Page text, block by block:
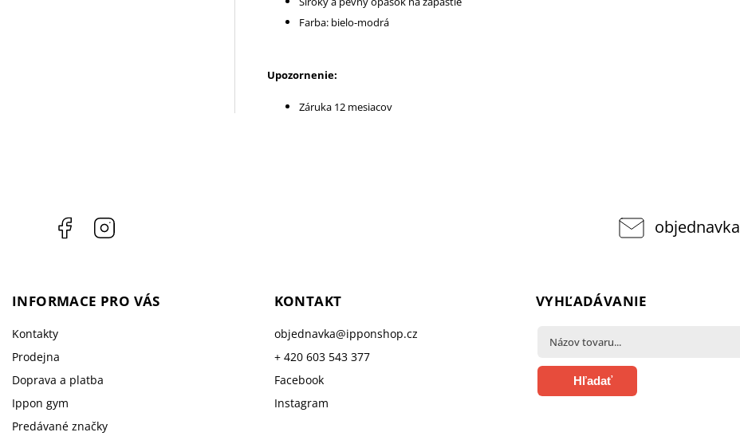
Farba: bielo-modrá
Upozornenie:
Záruka 12 mesiacov
Facebook objednavka
INFORMACE PRO VÁS
Kontakty
Prodejna
Doprava a platba
Ippon gym
Predávané značky
KONTAKT
objednavka@ipponshop.cz
+ 420 603 543 377
Facebook
Instagram
VYHĽADÁVANIE
Hľadať